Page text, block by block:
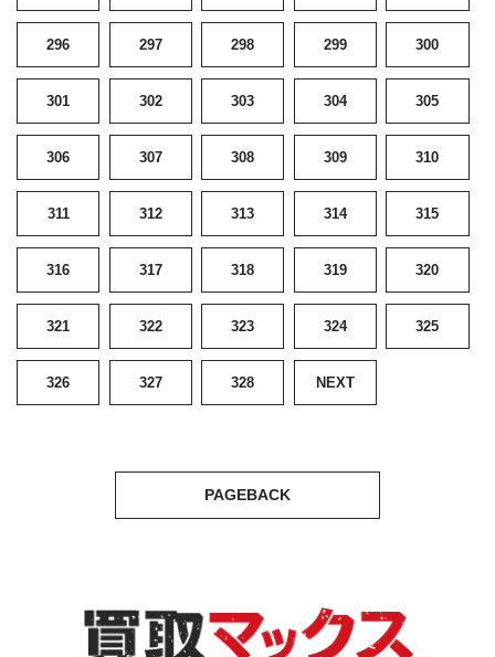
296 297 298 299 300
301 302 303 304 305
306 307 308 309 310
311 312 313 314 315
316 317 318 319 320
321 322 323 324 325
326 327 328 NEXT
PAGEBACK